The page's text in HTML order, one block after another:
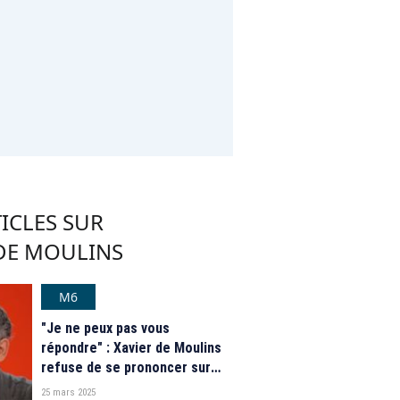
SUR
MOULINS
M6
"Je ne peux pas vous
répondre" : Xavier de Moulins
refuse de se prononcer sur
l’arrivée de Cyril Hanouna dans
25 mars 2025